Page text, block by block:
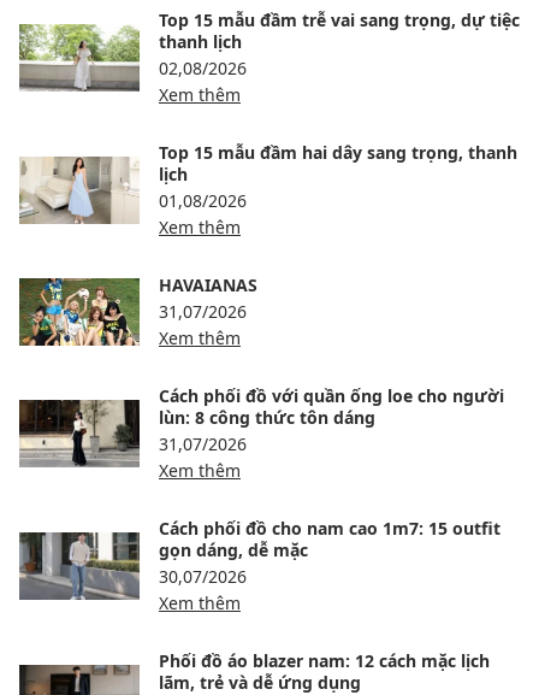
Top 15 mẫu đầm trễ vai sang trọng, dự tiệc
thanh lịch
02,08/2026
Xem thêm
Top 15 mẫu đầm hai dây sang trọng, thanh
lịch
01,08/2026
Xem thêm
HAVAIANAS
31,07/2026
Xem thêm
Cách phối đồ với quần ống loe cho người
lùn: 8 công thức tôn dáng
31,07/2026
Xem thêm
Cách phối đồ cho nam cao 1m7: 15 outfit
gọn dáng, dễ mặc
30,07/2026
Xem thêm
Phối đồ áo blazer nam: 12 cách mặc lịch
lãm, trẻ và dễ ứng dụng